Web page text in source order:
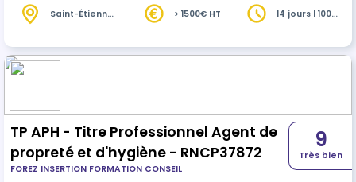
hygièneassure des prestations de nettoyage
d'équipements, de surfaces et de locaux.
Saint-Étienne
> 1500€ HT
14 jours | 100
TP APH - Titre Professionnel Agent de
propreté et d'hygiène - RNCP37872
FOREZ INSERTION FORMATION CONSEIL
9
Très bien